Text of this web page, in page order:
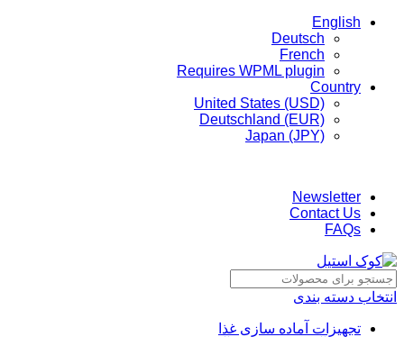
English
Deutsch
French
Requires WPML plugin
Country
United States (USD)
Deutschland (EUR)
Japan (JPY)
Newsletter
Contact Us
FAQs
انتخاب دسته بندی
تجهیزات آماده سازی غذا